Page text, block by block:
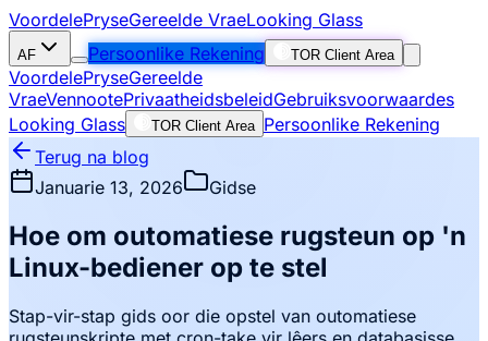
VoordelePryseGereelde VraeLooking Glass
AF Persoonlike Rekening TOR Client Area
VoordelePryseGereelde
VraeVennootePrivaatheidsbeleidGebruiksvoorwaardes
Looking Glass
TOR Client Area Persoonlike Rekening
Terug na blog
Januarie 13, 2026
Gidse
Hoe om outomatiese rugsteun op 'n
Linux-bediener op te stel
Stap-vir-stap gids oor die opstel van outomatiese